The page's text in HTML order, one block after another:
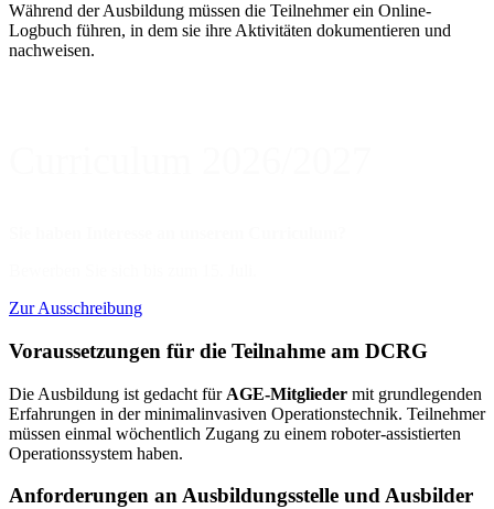
Während der Ausbildung müssen die Teilnehmer ein Online-
Logbuch führen, in dem sie ihre Aktivitäten dokumentieren und
nachweisen.
Zur Ausschreibung
Voraussetzungen für die Teilnahme am DCRG
Die Ausbildung ist gedacht für AGE-Mitglieder mit grundlegenden
Erfahrungen in der minimalinvasiven Operationstechnik. Teilnehmer
müssen einmal wöchentlich Zugang zu einem roboter-assistierten
Operationssystem haben.
Anforderungen an Ausbildungsstelle und Ausbilder